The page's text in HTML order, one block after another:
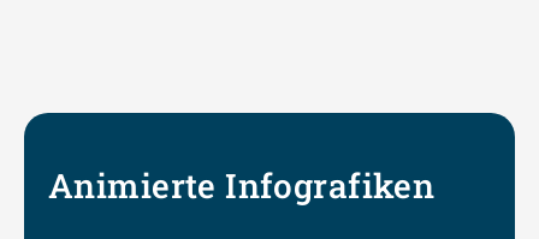
Animierte Infografiken